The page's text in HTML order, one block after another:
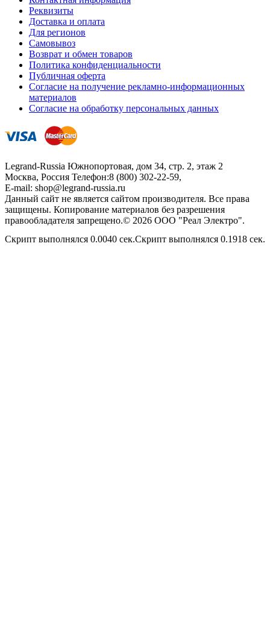
Реквизиты
Доставка и оплата
Для регионов
Самовывоз
Возврат и обмен товаров
Политика конфиденциальности
Публичная оферта
Согласие на получение рекламно-информационных
материалов
Согласие на обработку персональных данных
Legrand-Russia Южнопортовая, дом 34, стр. 2, этаж 2
Москва, Россия Телефон:8 (800) 302-22-59,
E-mail: shop@legrand-russia.ru
Данный сайт не является сайтом производителя. Все права
защищены. Копирование материалов без разрешения
правообладателя запрещено.© 2026 ООО "Реал Электро".
Скрипт выполнялся 0.0040 сек.Скрипт выполнялся 0.1918 сек.